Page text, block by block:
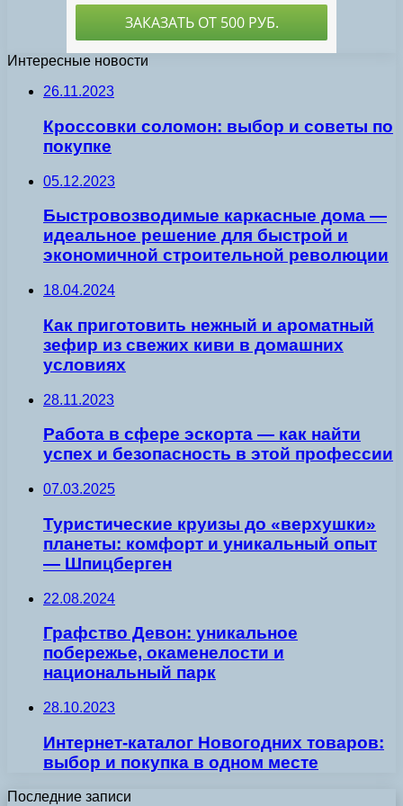
Интересные новости
26.11.2023
Кроссовки соломон: выбор и советы по
покупке
05.12.2023
Быстровозводимые каркасные дома —
идеальное решение для быстрой и
экономичной строительной революции
18.04.2024
Как приготовить нежный и ароматный
зефир из свежих киви в домашних
условиях
28.11.2023
Работа в сфере эскорта — как найти
успех и безопасность в этой профессии
07.03.2025
Туристические круизы до «верхушки»
планеты: комфорт и уникальный опыт
— Шпицберген
22.08.2024
Графство Девон: уникальное
побережье, окаменелости и
национальный парк
28.10.2023
Интернет-каталог Новогодних товаров:
выбор и покупка в одном месте
Последние записи